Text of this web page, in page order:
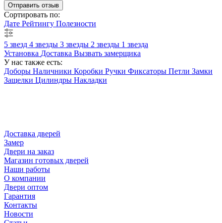
Отправить отзыв
Сортировать по:
Дате Рейтингу Полезности
5 звезд 4 звезды 3 звезды 2 звезды 1 звезда
Установка Доставка Вызвать замерщика
У нас также есть:
Доборы Наличники Коробки Ручки Фиксаторы Петли Замки
Защелки Цилиндры Накладки
Доставка дверей
Замер
Двери на заказ
Магазин готовых дверей
Наши работы
О компании
Двери оптом
Гарантия
Контакты
Новости